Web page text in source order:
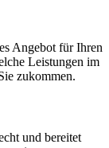
Angebot für Ihren
Leistungen im
zukommen.
und bereitet